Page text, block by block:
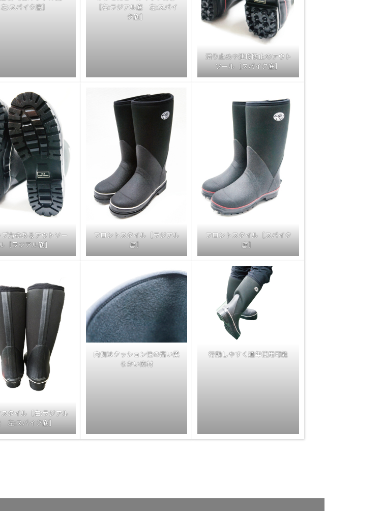
左:スパイク底］
［右:ラジアル底 左:スパイ
ク底］
滑り止めや連投防止のアウト
ソール［スパイク底］
力のあるアウトソー
［ラジアル底］
フロントスタイル［ラジアル
底］
フロントスタイル［スパイク
底］
タイル［右:ラジアル
左:スパイク底］
内側はクッション性の高い柔
らかい素材
行動しやすく通年使用可能